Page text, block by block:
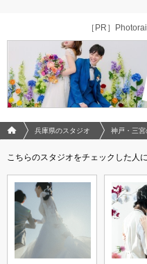
［PR］
フォトウエディング/結婚写真の
兵庫県のスタジオ 神戸・三宮
こちらのスタジオをチェックした人